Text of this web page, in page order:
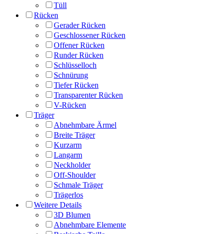
Tüll
Rücken
Gerader Rücken
Geschlossener Rücken
Offener Rücken
Runder Rücken
Schlüsselloch
Schnürung
Tiefer Rücken
Transparenter Rücken
V-Rücken
Träger
Abnehmbare Ärmel
Breite Träger
Kurzarm
Langarm
Neckholder
Off-Shoulder
Schmale Träger
Trägerlos
Weitere Details
3D Blumen
Abnehmbare Elemente